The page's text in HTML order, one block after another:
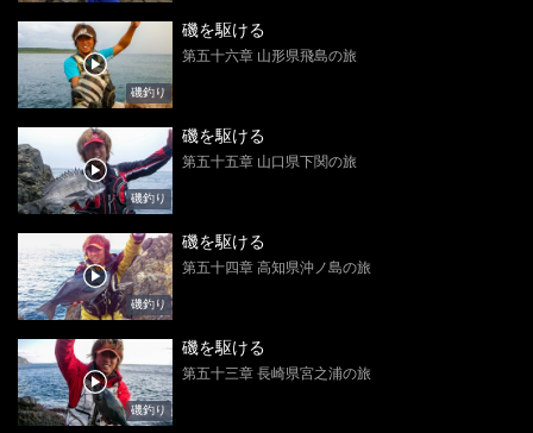
磯釣り
磯を駆ける
第五十六章 山形県飛島の旅
磯釣り
磯を駆ける
第五十五章 山口県下関の旅
磯釣り
磯を駆ける
第五十四章 高知県沖ノ島の旅
磯釣り
磯を駆ける
第五十三章 長崎県宮之浦の旅